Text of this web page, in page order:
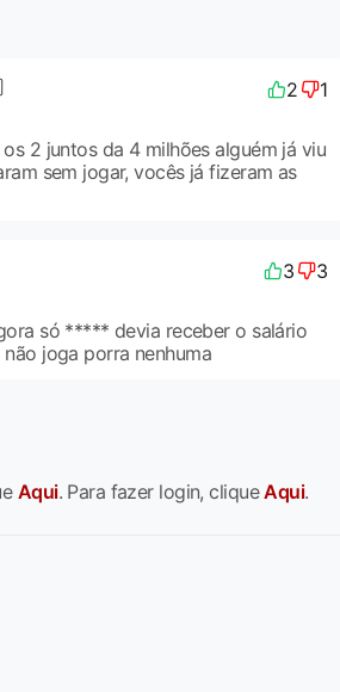
2 1
2 juntos da 4 milhões alguém já viu
sem jogar, vocês já fizeram as
3 3
só ***** devia receber o salário
joga porra nenhuma
Aqui. Para fazer login, cliqueAqui.